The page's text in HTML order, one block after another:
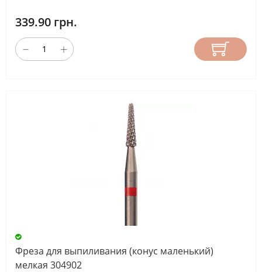
339.90 грн.
Фреза для выпиливания (конус маленький)
мелкая 304902